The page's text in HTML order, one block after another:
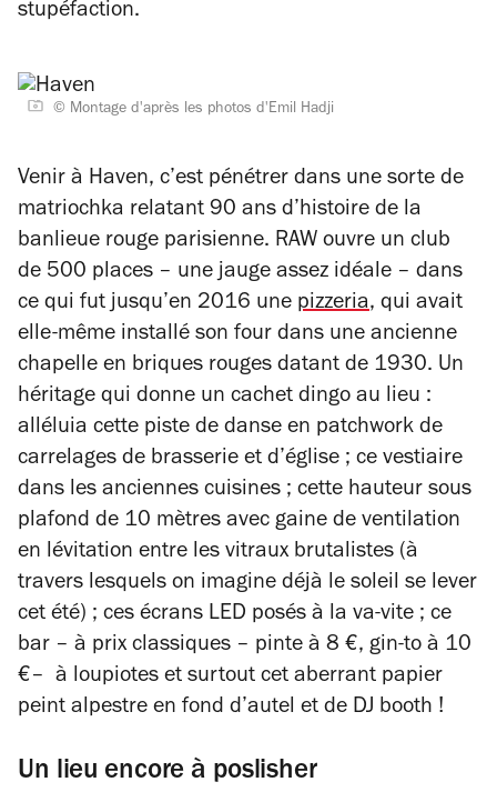
stupéfaction.
© Montage d'après les photos d'Emil Hadji
Venir à Haven, c’est pénétrer dans une sorte de
matriochka relatant 90 ans d’histoire de la
banlieue rouge parisienne. RAW ouvre un club
de 500 places – une jauge assez idéale – dans
ce qui fut jusqu’en 2016 une pizzeria, qui avait
elle-même installé son four dans une ancienne
chapelle en briques rouges datant de 1930. Un
héritage qui donne un cachet dingo au lieu :
alléluia cette piste de danse en patchwork de
carrelages de brasserie et d’église ; ce vestiaire
dans les anciennes cuisines ; cette hauteur sous
plafond de 10 mètres avec gaine de ventilation
en lévitation entre les vitraux brutalistes (à
travers lesquels on imagine déjà le soleil se lever
cet été) ; ces écrans LED posés à la va-vite ; ce
bar – à prix classiques – pinte à 8 €, gin-to à 10
€– à loupiotes et surtout cet aberrant papier
peint alpestre en fond d’autel et de DJ booth !
Un lieu encore à poslisher